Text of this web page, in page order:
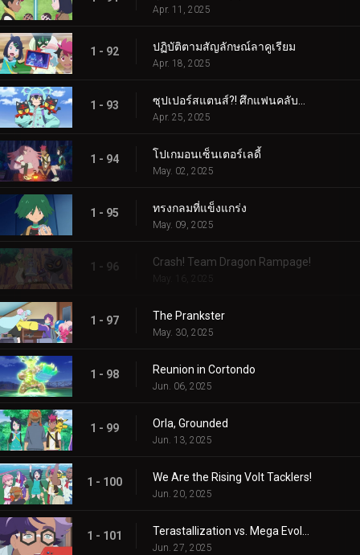
Apr. 11, 2025
1 - 92 ปฏิบัติตามสัญลักษณ์ลาคูเรียม
Apr. 18, 2025
1 - 93
Apr. 25, 2025
1 - 94 โปเกมอนเซ็นเตอร์เลดี้
May. 02, 2025
1 - 95 ทรงกลมที่แข็งแกร่ง
May. 09, 2025
1 - 96 Crash! Team Dragon Rampage!
May. 16, 2025
1 - 97 The Prankster
May. 30, 2025
1 - 98 Reunion in Cortondo
Jun. 06, 2025
1 - 99 Orla, Grounded
Jun. 13, 2025
1 - 100 We Are the Rising Volt Tacklers!
Jun. 20, 2025
1 - 101
Jun. 27, 2025